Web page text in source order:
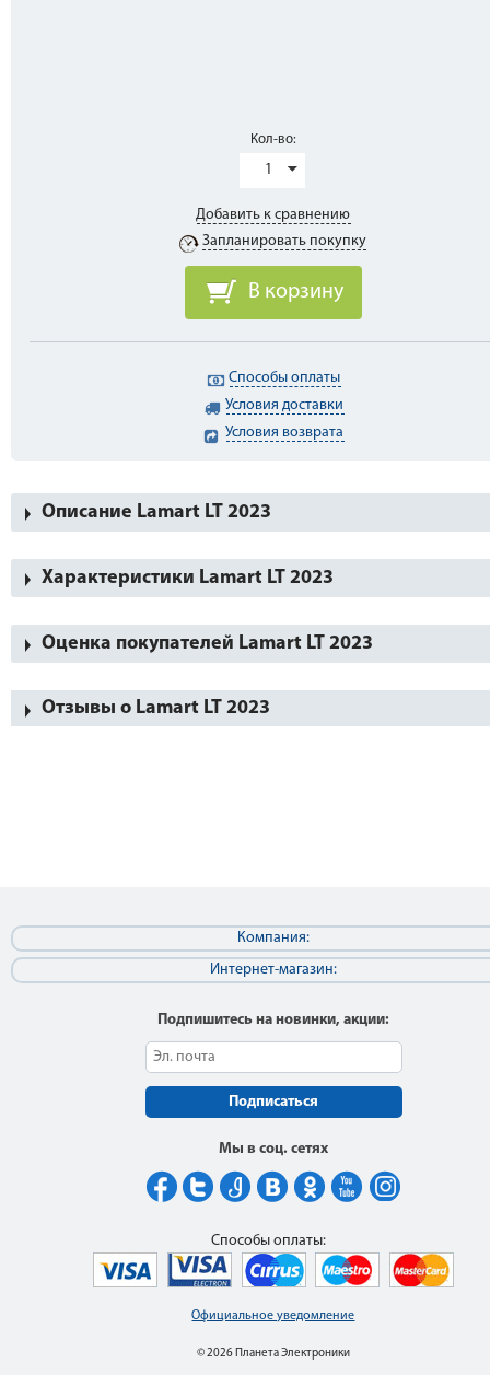
Кол-во:
1
Добавить к сравнению
Запланировать покупку
В корзину
Способы оплаты
Условия доставки
Условия возврата
Описание Lamart LT 2023
Характеристики Lamart LT 2023
Оценка покупателей Lamart LT 2023
Отзывы о Lamart LT 2023
Компания:
Интернет-магазин:
Подпишитесь на новинки, акции:
Подписаться
Мы в соц. сетях
Официальное уведомление
© 2026 Планета Электроники
Способы оплаты: